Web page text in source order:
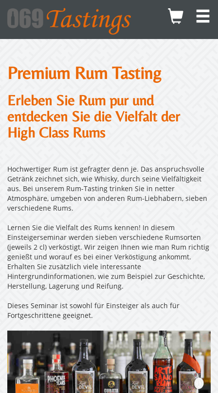
Premium Rum Tasting
Erleben Sie Rum pur und
entdecken Sie die Vielfalt der
High Class Rums
Hochwertiger Rum ist gefragter denn je. Das anspruchsvolle
Getränk zeichnet sich, wie Whisky, durch seine Vielfältigkeit
aus. Bei unserem Rum-Tasting trinken Sie in netter
Atmosphäre, umgeben von anderen Rum-Liebhabern, sieben
verschiedene Rums.
Lernen Sie die Vielfalt des Rums kennen! In diesem
Einsteigerseminar werden sieben verschiedene Rumsorten
(jeweils 2 cl) verköstigt. Wir zeigen Ihnen wie man Rum richtig
genießt und worauf es bei einer Verköstigung ankommt.
Erhalten Sie zusätzlich viele interessante
Hintergrundinformationen, wie zum Beispiel zur Geschichte,
Herstellung, Lagerung und Reifung.
Dieses Seminar ist sowohl für Einsteiger als auch für
Fortgeschrittene geeignet.